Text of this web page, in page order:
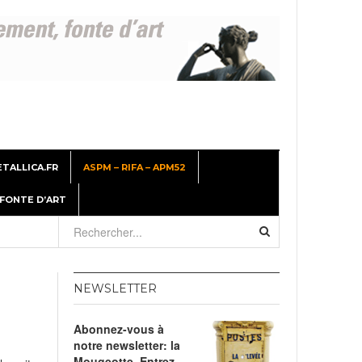
ASPM – RIFA – APM52
D’ART
NEWSLETTER
Abonnez-vous à
notre newsletter: la